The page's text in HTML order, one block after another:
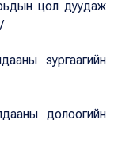
цол дуудаж
зургаагийн
долоогийн